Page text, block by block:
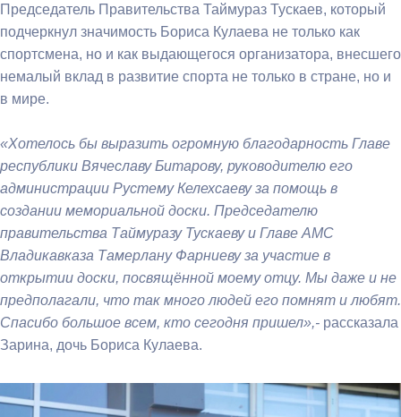
Председатель Правительства Таймураз Тускаев, который
подчеркнул значимость Бориса Кулаева не только как
спортсмена, но и как выдающегося организатора, внесшего
немалый вклад в развитие спорта не только в стране, но и
в мире.
«Хотелось бы выразить огромную благодарность Главе
республики Вячеславу Битарову, руководителю его
администрации Рустему Келехсаеву за помощь в
создании мемориальной доски. Председателю
правительства Таймуразу Тускаеву и Главе АМС
Владикавказа Тамерлану Фарниеву за участие в
открытии доски, посвящённой моему отцу. Мы даже и не
предполагали, что так много людей его помнят и любят.
Спасибо большое всем, кто сегодня пришел»,- рассказала
Зарина, дочь Бориса Кулаева.